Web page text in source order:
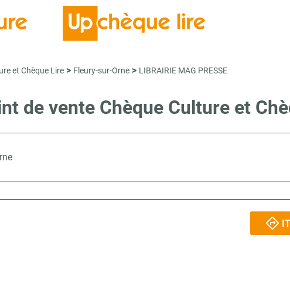
et Chèque Lire > Fleury-sur-Orne > LIBRAIRIE MAG PRESSE
de vente Chèque Culture et